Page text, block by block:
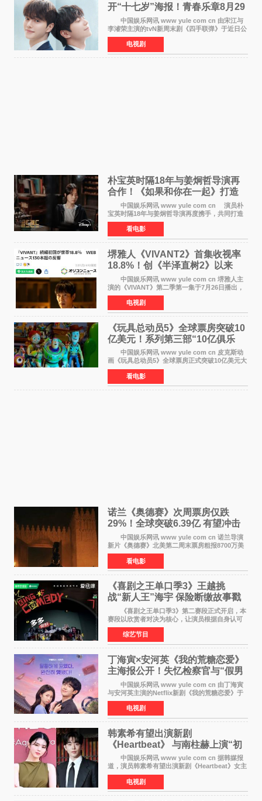
开“十七岁”海报！青春乐章8月29
日奏响
中国娱乐网讯 www yule com cn 由宋江与
李濬荣主演的tvN新周末剧《四手联弹》于近日公
开十七岁版海报，以充满青春气息的画面再度点
燃观众期待。 海报中，宋江与李濬荣并肩站
在音乐教室的
电视剧
朴宝英时隔18年与姜炯哲导演再
合作！《如果和你在一起》打造
奇幻浪漫喜剧
中国娱乐网讯 www yule com cn 演员朴
宝英时隔18年与姜炯哲导演再度携手，共同打造
备受期待的浪漫喜剧新作《如果和你在一起》
（暂定名）。据OSEN报道，朴宝英将出演该片
女主角，自2008年《
看电影
堺雅人《VIVANT2》首集收视率
18.8%！创《半泽直树2》以来
TBS周日剧场最高开局
中国娱乐网讯 www yule com cn 堺雅人主
演的《VIVANT》第二季第一集于7月26日播出，
首集收视率高达18 8%，成为自2020年《半泽直
树2》首集22%以来，TBS周日剧场最高开播收视
纪录。 考虑到
电视剧
《玩具总动员5》全球票房突破10
亿美元！系列第三部“10亿俱乐
部”达成
中国娱乐网讯 www yule com cn 皮克斯动
画《玩具总动员5》全球票房正式突破10亿美元大
关。截至上周末，该片全球累计票房已达10 22亿
美元，其中北美市场贡献4 48亿美元，中国内地
票房达2 82
看电影
诺兰《奥德赛》次周票房仅跌
29%！全球突破6.39亿 有望冲击
13亿成诺兰最卖座电影
中国娱乐网讯 www yule com cn 诺兰导演
新片《奥德赛》北美第二周末票房粗报8700万美
元（周五至周日：2600万&rarr;3460万
&rarr;2640万），较首周1 24亿美元仅下跌29
6%，走势极为强劲，远超
看电影
《喜剧之王单口季3》王越挑
战“新人王”海宇 保险断缴故事戳
中生活痛点
《喜剧之王单口季3》第二赛段正式开启，本
赛段以欣赏者对决为核心，让演员根据自身认可
选择对手，在作品碰撞中完成一次喜剧创作者之
间的交流。这里有实力相当的正面对抗，也有老
朋友、老对手之
综艺节目
丁海寅×安河英《我的荒糖恋爱》
主海报公开！失忆检察官与“假男
友”同居罗曼史来
中国娱乐网讯 www yule com cn 由丁海寅
与安河英主演的Netflix新剧《我的荒糖恋爱》于
近日公开主海报，正式进入开播倒计时。 海
报中，两人并肩站在充满怀旧气息的九津麦芽村
街道上，丁
电视剧
韩素希有望出演新剧
《Heartbeat》 与南柱赫上演“初
恋归来”奇幻罗曼史
中国娱乐网讯 www yule com cn 据韩媒报
道，演员韩素希有望出演新剧《Heartbeat》女主
角，与南柱赫合作，引发高度关注。 韩素希
在剧中饰演能够看到过去的女人洪莎朗一角，因
初恋的意外
电视剧